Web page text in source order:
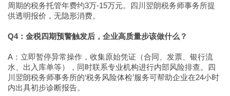
周期的税务托管年费约3万-15万元。四川翌朗税务师事务所提
供透明报价，无隐形消费。
Q4：金税四期预警触发后，企业高质量步该做什么？
A：立即暂停异常操作，收集原始凭证（合同、发票、银行流
水、出入库单等），同时联系专业机构进行内部风险排查。四
川翌朗税务师事务所的‘税务风险体检’服务可帮助企业在24小时
内出具初步诊断报告。